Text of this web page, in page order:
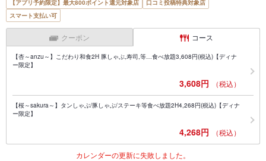
【アプリ予約限定】最大800ポイント還元対象店
口コミ投稿特典対象店
スマート支払い可
クーポン コース
【杏～anzu～】こだわり和食2H 豚しゃぶ,寿司,等…食べ放題3,608円(税込)【ディナ
ー限定】
3,608円 （税込）
【桜～sakura～】タンしゃぶ/豚しゃぶ/ステーキ等食べ放題2H4,268円(税込)【ディナ
ー限定】
4,268円 （税込）
カレンダーの更新に失敗しました。